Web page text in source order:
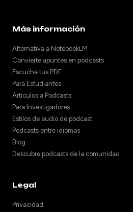
Más información
Alternativa a NotebookLM
Convierte apuntes en podcasts
Escucha tus PDF
Para Estudiantes
Articulos a Podcasts
Para Investigadores
Estilos de audio de podcast
Podcasts entre idiomas
Blog
Descubre podcasts de la comunidad
Legal
Privacidad